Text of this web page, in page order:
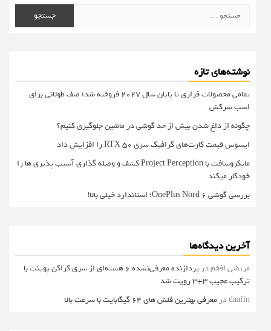
برای:
نوشته‌های تازه
تمامی محصولات فراری تا پایان سال ۲۰۲۷ فروخته شد؛ صف طولانی برای
اسب سرکش
چگونه از داغ شدن بیش از حد گوشی در ماشین جلوگیری کنیم؟
ایسوس قیمت کارت‌های گرافیک سری RTX 50 را افزایش داد
مایکروسافت با Project Perception کشف و وصله گذاری آسیب پذیری ها را
خودکار میکند
بررسی گوشی OnePlus Nord 6؛ استاندارد خیلی بالا!
آخرین دیدگاه‌ها
مرتضی افخمدر
پردازنده معرفی‌نشده 6 هسته‌ای از سری کراکن پوینت با
ترکیب عجیب 3+3 رویت شد
daafinدر معرفی بهترین فلش های 64 گیگابایت با سرعت بالا